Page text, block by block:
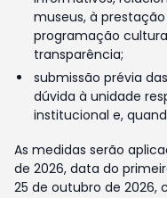
museus, à
programação
transparência;
submissão prévia
dúvida à unidade
institucional e,
As medidas serão
de 2026, data do
25 de outubro de 2026,